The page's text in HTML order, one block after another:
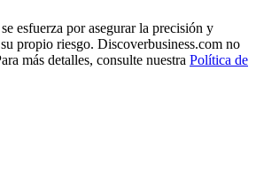
esfuerza por asegurar la precisión y
propio riesgo. Discoverbusiness.com no
más detalles, consulte nuestra Política de